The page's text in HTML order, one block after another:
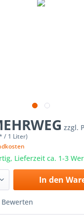
zzgl.
/ 1 Liter)
Lieferzeit ca. 1-3
In den
Bewerten